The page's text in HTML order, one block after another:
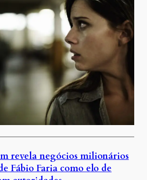
revela negócios milionários
Fábio Faria como elo de